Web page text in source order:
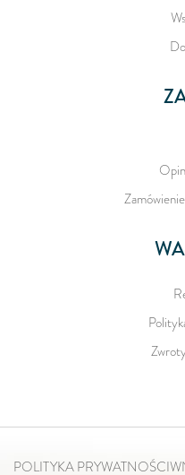
POLITYKA PRYWATNOŚCI